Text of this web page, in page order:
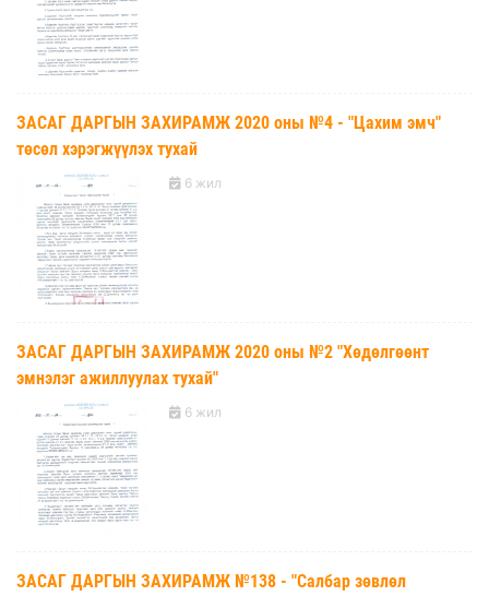
ЗАСАГ ДАРГЫН ЗАХИРАМЖ 2020 оны №4 - "Цахим эмч"
төсөл хэрэгжүүлэх тухай
6 жил
ЗАСАГ ДАРГЫН ЗАХИРАМЖ 2020 оны №2 "Хөдөлгөөнт
эмнэлэг ажиллуулах тухай"
6 жил
ЗАСАГ ДАРГЫН ЗАХИРАМЖ №138 - "Салбар зөвлөл